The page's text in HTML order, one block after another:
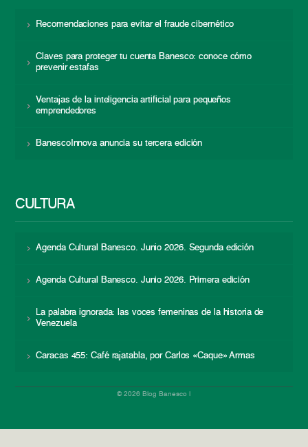
Recomendaciones para evitar el fraude cibernético
Claves para proteger tu cuenta Banesco: conoce cómo
prevenir estafas
Ventajas de la inteligencia artificial para pequeños
emprendedores
BanescoInnova anuncia su tercera edición
CULTURA
Agenda Cultural Banesco. Junio 2026. Segunda edición
Agenda Cultural Banesco. Junio 2026. Primera edición
La palabra ignorada: las voces femeninas de la historia de
Venezuela
Caracas 455: Café rajatabla, por Carlos «Caque» Armas
© 2026 Blog Banesco |